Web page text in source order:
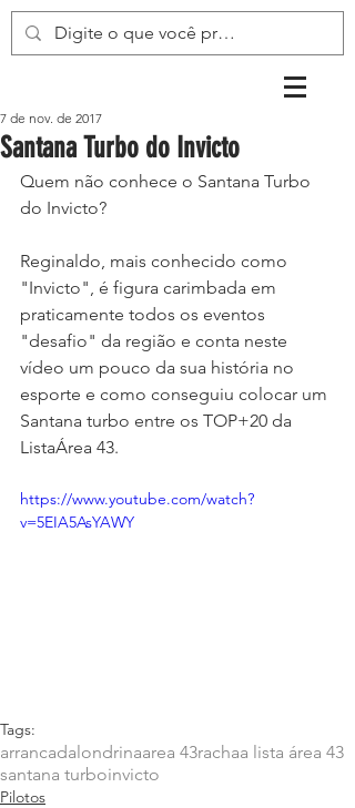
Santana Turbo do Invicto
7 de nov. de 2017
Quem não conhece o Santana Turbo
do Invicto?
Reginaldo, mais conhecido como
"Invicto", é figura carimbada em
praticamente todos os eventos
"desafio" da região e conta neste
vídeo um pouco da sua história no
esporte e como conseguiu colocar um
Santana turbo entre os TOP+20 da
ListaÁrea 43.
https://www.youtube.com/watch?
v=5EIA5AsYAWY
Tags:
arrancadalondrinaarea 43rachaa lista área 43
santana turboinvicto
Pilotos